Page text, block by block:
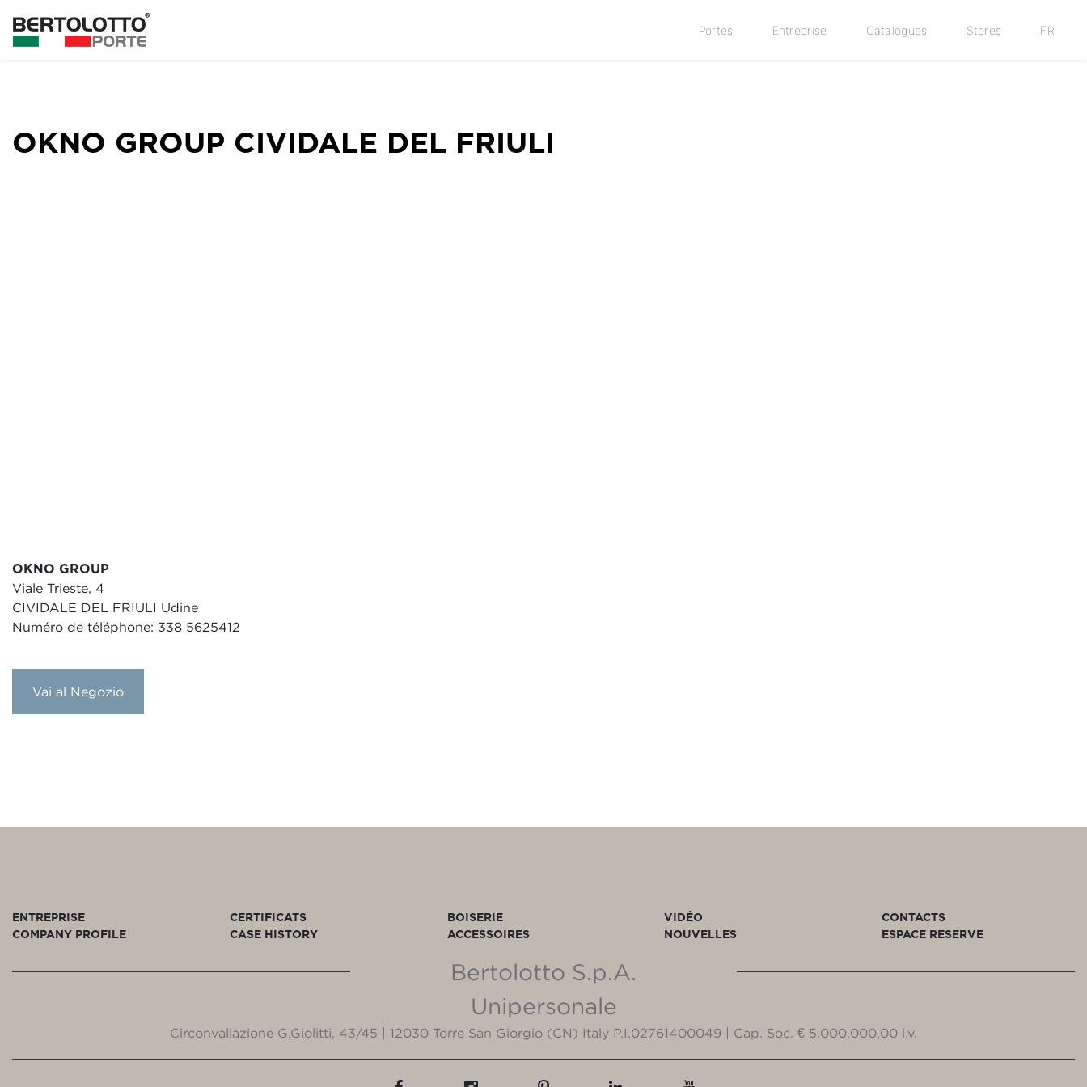
Portes Entreprise Catalogues Stores FR
OKNO GROUP CIVIDALE DEL FRIULI
OKNO GROUP
Viale Trieste, 4
CIVIDALE DEL FRIULI Udine
Numéro de téléphone: 338 5625412
Vai al Negozio
ENTREPRISE
COMPANY PROFILE
CERTIFICATS
CASE HISTORY
BOISERIE
ACCESSOIRES
VIDÉO
NOUVELLES
CONTACTS
ESPACE RESERVE
Bertolotto S.p.A.
Unipersonale
Circonvallazione G.Giolitti, 43/45 | 12030 Torre San Giorgio (CN) Italy P.I.02761400049 | Cap. Soc. € 5.000.000,00 i.v.